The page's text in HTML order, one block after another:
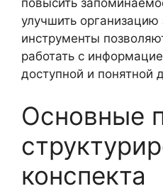
улучшить организацию
инструменты
работать с
доступной и понятной
Основные
конспекта